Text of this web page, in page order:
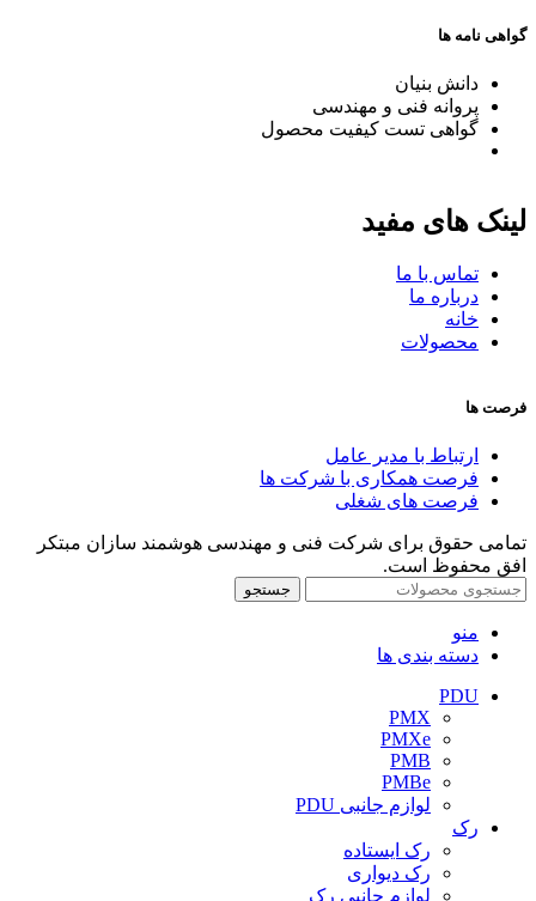
گواهی نامه ها
دانش بنیان
پروانه فنی و مهندسی
گواهی تست کیفیت محصول
لینک های مفید
تماس با ما
درباره ما
خانه
محصولات
فرصت ها
ارتباط با مدیر عامل
فرصت همکاری با شرکت ها
فرصت های شغلی
تمامی حقوق برای شرکت فنی و مهندسی هوشمند سازان مبتکر
افق محفوظ است.
جستجو
منو
دسته بندی ها
PDU
PMX
PMXe
PMB
PMBe
لوازم جانبی PDU
رک
رک ایستاده
رک دیواری
لوازم جانبی رک